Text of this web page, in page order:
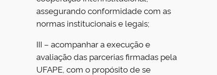
assegurando conformidade com as
normas institucionais e legais;
III – acompanhar a execução e
avaliação das parcerias firmadas pela
UFAPE, com o propósito de se